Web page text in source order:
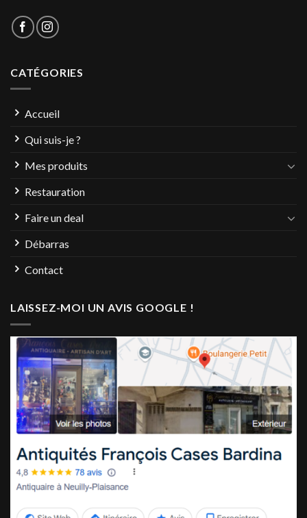
CATÉGORIES
Accueil
Qui suis-je ?
Mes produits
Restauration
Faire un deal
Débarras
Contact
LAISSEZ-MOI UN AVIS GOOGLE !